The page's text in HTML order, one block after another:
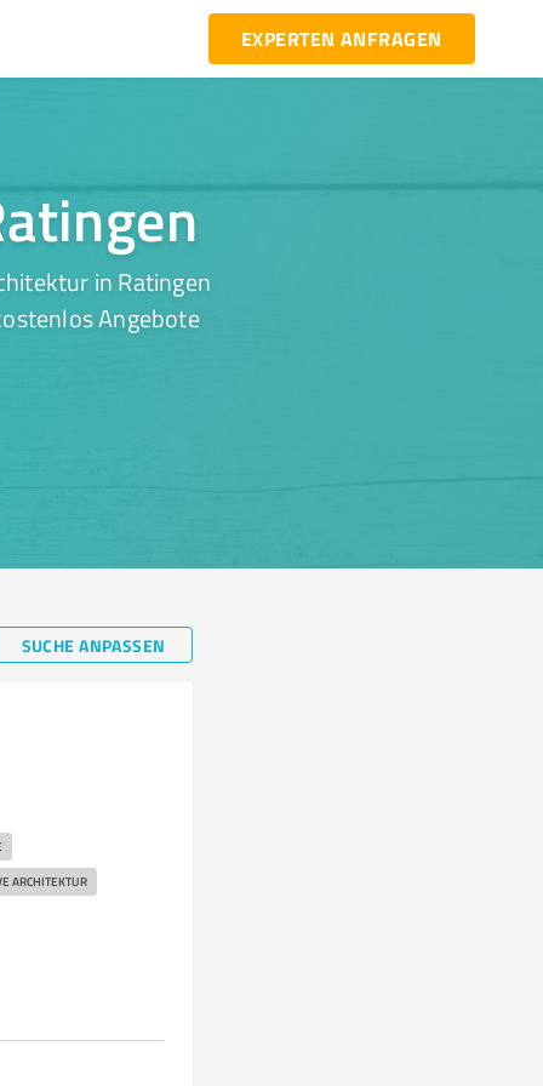
EXPERTEN ANFRAGEN
in Ratingen
Angebote
SUCHE ANPASSEN
ARCHITEKTUR